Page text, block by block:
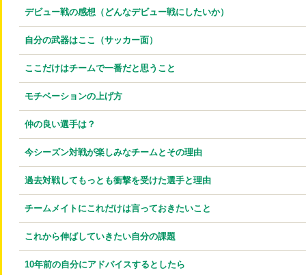
デビュー戦の感想（どんなデビュー戦にしたいか）
自分の武器はここ（サッカー面）
ここだけはチームで一番だと思うこと
モチベーションの上げ方
仲の良い選手は？
今シーズン対戦が楽しみなチームとその理由
過去対戦してもっとも衝撃を受けた選手と理由
チームメイトにこれだけは言っておきたいこと
これから伸ばしていきたい自分の課題
10年前の自分にアドバイスするとしたら